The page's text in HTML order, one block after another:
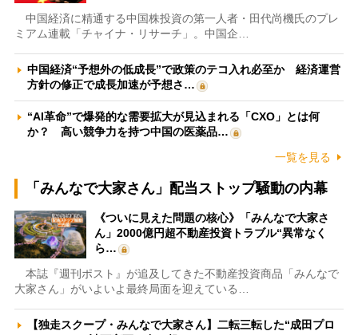
中国経済に精通する中国株投資の第一人者・田代尚機氏のプレ
ミアム連載「チャイナ・リサーチ」。中国企…
中国経済“予想外の低成長”で政策のテコ入れ必至か 経済運営
方針の修正で成長加速が予想さ…
“AI革命”で爆発的な需要拡大が見込まれる「CXO」とは何
か？ 高い競争力を持つ中国の医薬品…
一覧を見る
「みんなで大家さん」配当ストップ騒動の内幕
《ついに見えた問題の核心》「みんなで大家さ
ん」2000億円超不動産投資トラブル“異常なく
ら…
本誌『週刊ポスト』が追及してきた不動産投資商品「みんなで
大家さん」がいよいよ最終局面を迎えている…
【独走スクープ・みんなで大家さん】二転三転した“成田プロ